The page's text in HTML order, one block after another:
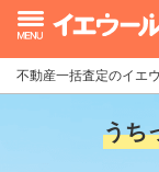
不動産一括査定のイエ
うち
イエウール加盟希
初めての方へ